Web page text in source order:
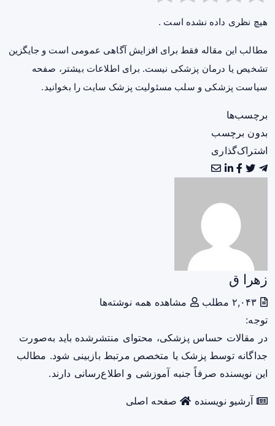
هیچ نظری داده نشده است .
مطالب این مقاله فقط برای افزایش آگاهی عمومی است و جایگزین
تشخیص یا درمان پزشکی نیست. برای اطلاعات بیشتر، صفحه
سیاست پزشکی و سلب مسئولیت پزشک سایت را بخوانید.
برچسب‌ها
بدون برچسب
اشتراک‌گذاری
زهرا ق
مشاهده همه نوشته‌ها
توجه:
در مقالات حساس پزشکی، محتوای منتشرشده باید به‌صورت
جداگانه توسط پزشک یا متخصص مرتبط بازبینی شود. مطالب
این نویسنده صرفاً جنبه آموزشی و اطلاع‌رسانی دارند.
آرشیو نویسنده صفحه اصلی